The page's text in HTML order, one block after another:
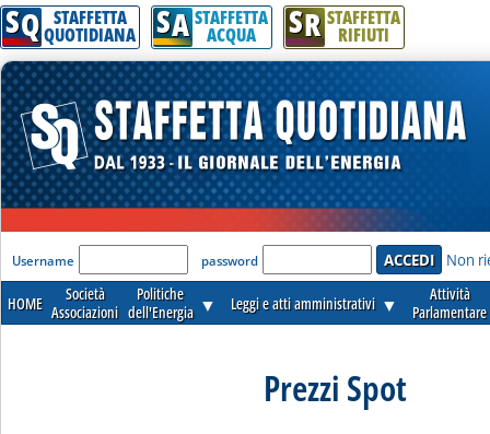
SQ STAFFETTA
QUOTIDIANA SA STAFFETTA
ACQUA SR STAFFETTA
RIFIUTI
'Modulo Login per accedere'
Username password Non
HOME
Società
Associazioni
Politiche
dell'Energia ▼ Leggi e atti amministrativi ▼
Attività
Parlamentare
Prezzi Spot